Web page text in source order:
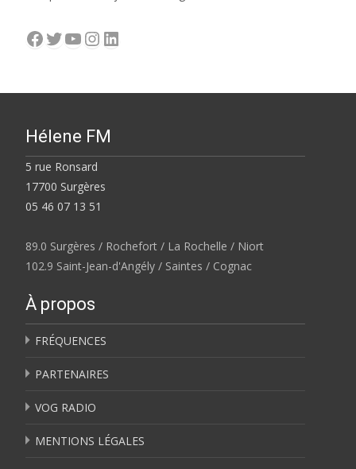
Facebook
Twitter
YouTube
Instagram
LinkedIn
Hélene FM
5 rue Ronsard
17700 Surgères
05 46 07 13 51
89.0 Surgères / Rochefort / La Rochelle / Niort
102.9 Saint-Jean-d'Angély / Saintes / Cognac
À propos
FRÉQUENCES
PARTENAIRES
VOG RADIO
MENTIONS LÉGALES